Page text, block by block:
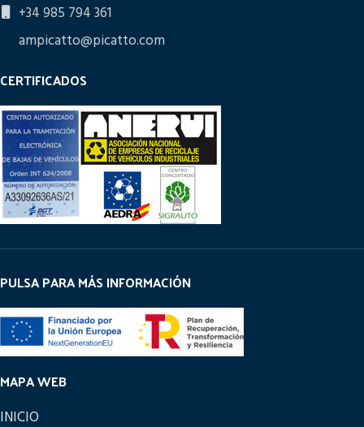
+34 985 794 361
ampicatto@picatto.com
CERTIFICADOS
PULSA PARA MÁS INFORMACIÓN
MAPA WEB
INICIO